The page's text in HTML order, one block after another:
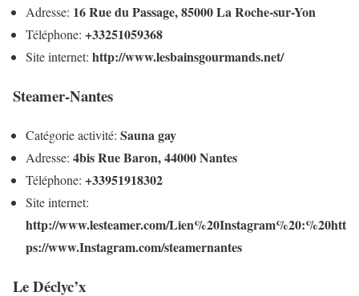
Adresse: 16 Rue du Passage, 85000 La Roche-sur-Yon
Téléphone: +33251059368
Site internet: http://www.lesbainsgourmands.net/
Steamer-Nantes
Catégorie activité: Sauna gay
Adresse: 4bis Rue Baron, 44000 Nantes
Téléphone: +33951918302
Site internet:
http://www.lesteamer.com/Lien%20Instagram%20:%20htt
ps://www.Instagram.com/steamernantes
Le Déclyc’x